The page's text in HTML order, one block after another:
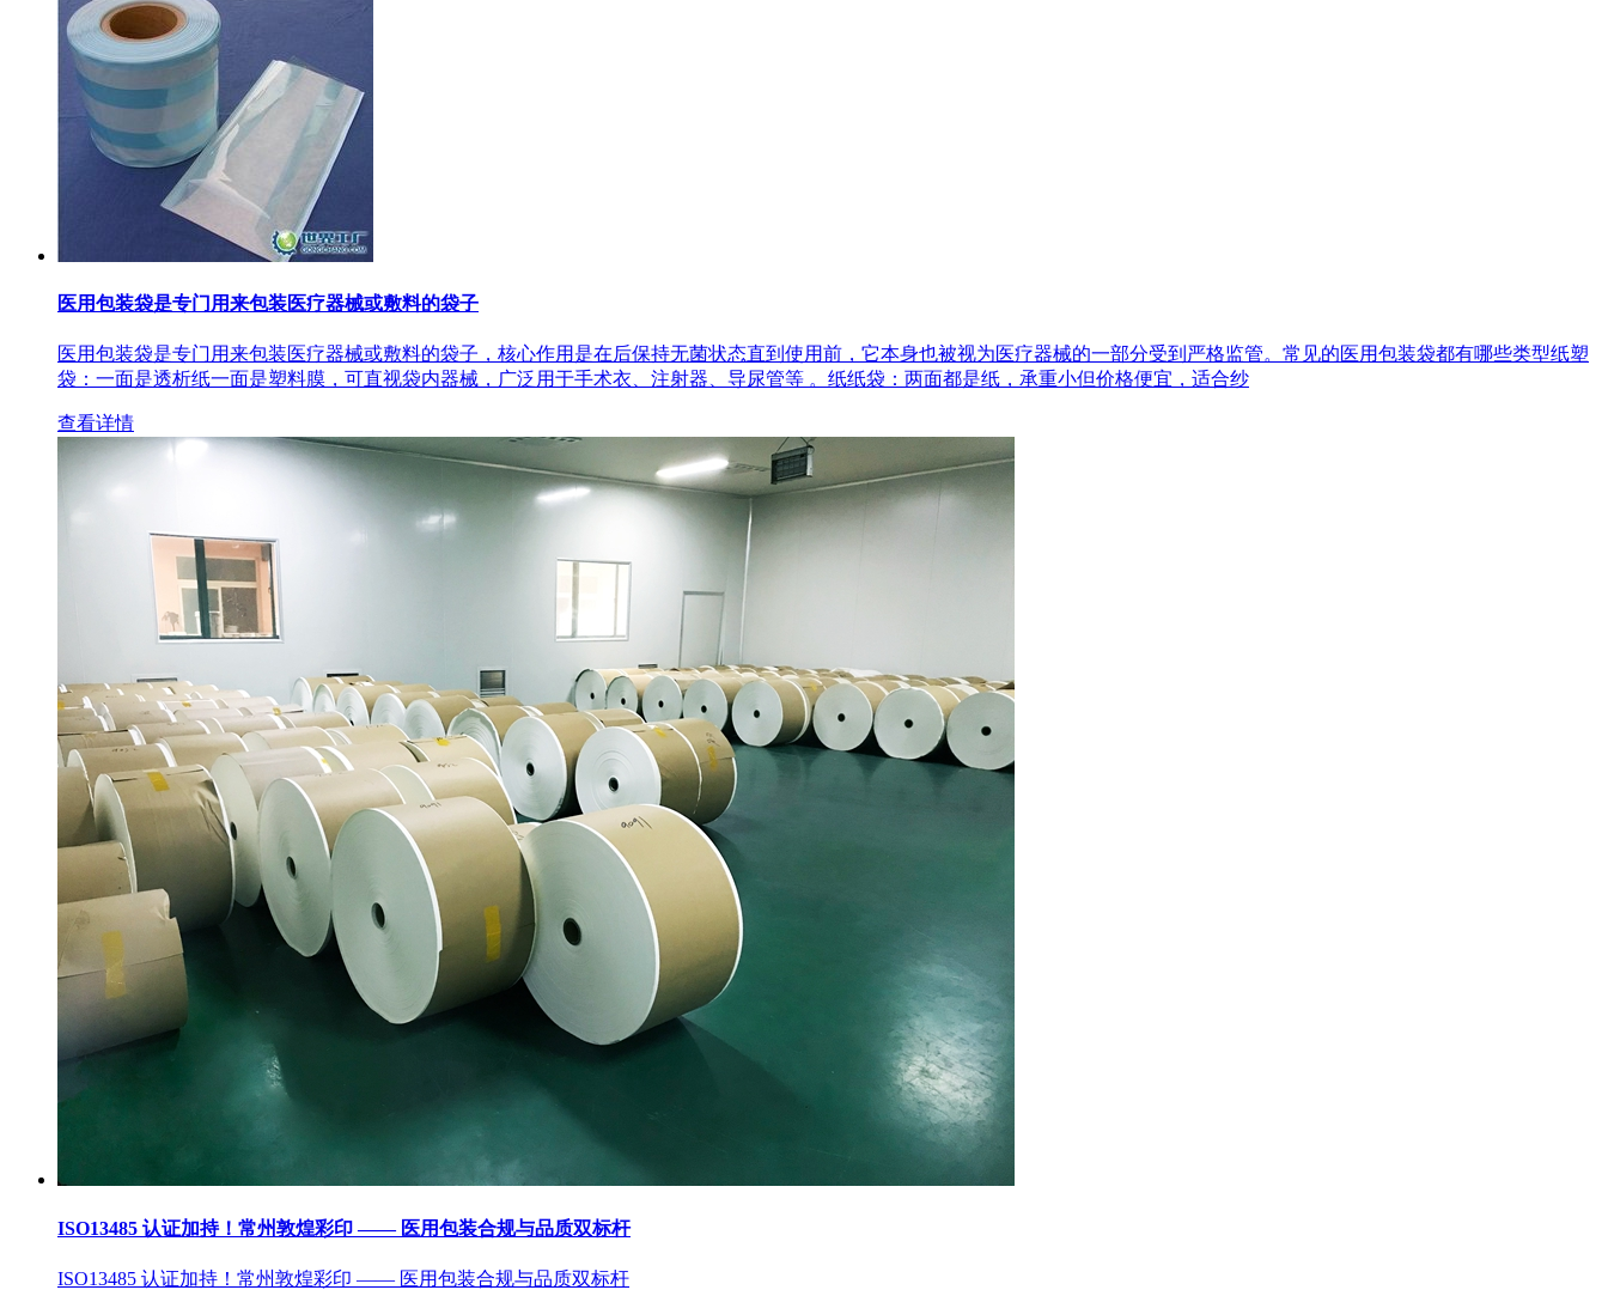
医用包装袋‌是专门用来包装医疗器械或敷料的袋子
医用包装袋‌是专门用来包装医疗器械或敷料的袋子，核心作用是在后‌保持无菌状态‌直到使用前，它本身也被视为医疗器械的一部分受到严格监管。常见的医用包装袋都有哪些类型‌纸塑
袋‌：一面是透析纸一面是塑料膜，可直视袋内器械，广泛用于手术衣、注射器、导尿管等 。‌纸纸袋‌：两面都是纸，承重小但价格便宜，适合纱
查看详情
ISO13485 认证加持！常州敦煌彩印 —— 医用包装合规与品质双标杆
ISO13485 认证加持！常州敦煌彩印 —— 医用包装合规与品质双标杆